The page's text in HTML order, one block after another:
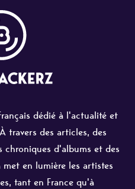
dédié à l'actualité et
travers des articles, des
chroniques d'albums et des
en lumière les artistes
tant en France qu'à